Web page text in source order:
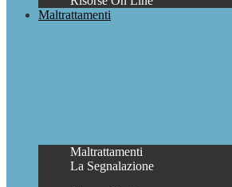
Maltrattamenti
Maltrattamenti
La Segnalazione